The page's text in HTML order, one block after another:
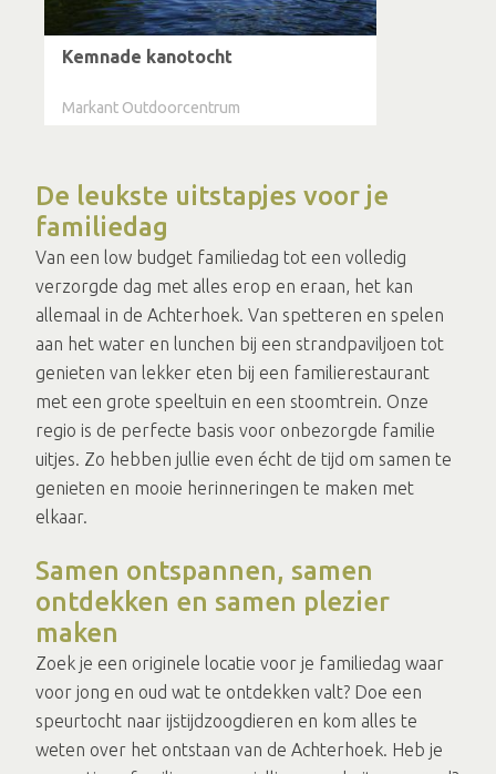
Kemnade kanotocht
Markant Outdoorcentrum
De leukste uitstapjes voor je
familiedag
Van een low budget familiedag tot een volledig
verzorgde dag met alles erop en eraan, het kan
allemaal in de Achterhoek. Van spetteren en spelen
aan het water en lunchen bij een strandpaviljoen tot
genieten van lekker eten bij een familierestaurant
met een grote speeltuin en een stoomtrein. Onze
regio is de perfecte basis voor onbezorgde familie
uitjes. Zo hebben jullie even écht de tijd om samen te
genieten en mooie herinneringen te maken met
elkaar.
Samen ontspannen, samen
ontdekken en samen plezier
maken
Zoek je een originele locatie voor je familiedag waar
voor jong en oud wat te ontdekken valt? Doe een
speurtocht naar ijstijdzoogdieren en kom alles te
weten over het ontstaan van de Achterhoek. Heb je